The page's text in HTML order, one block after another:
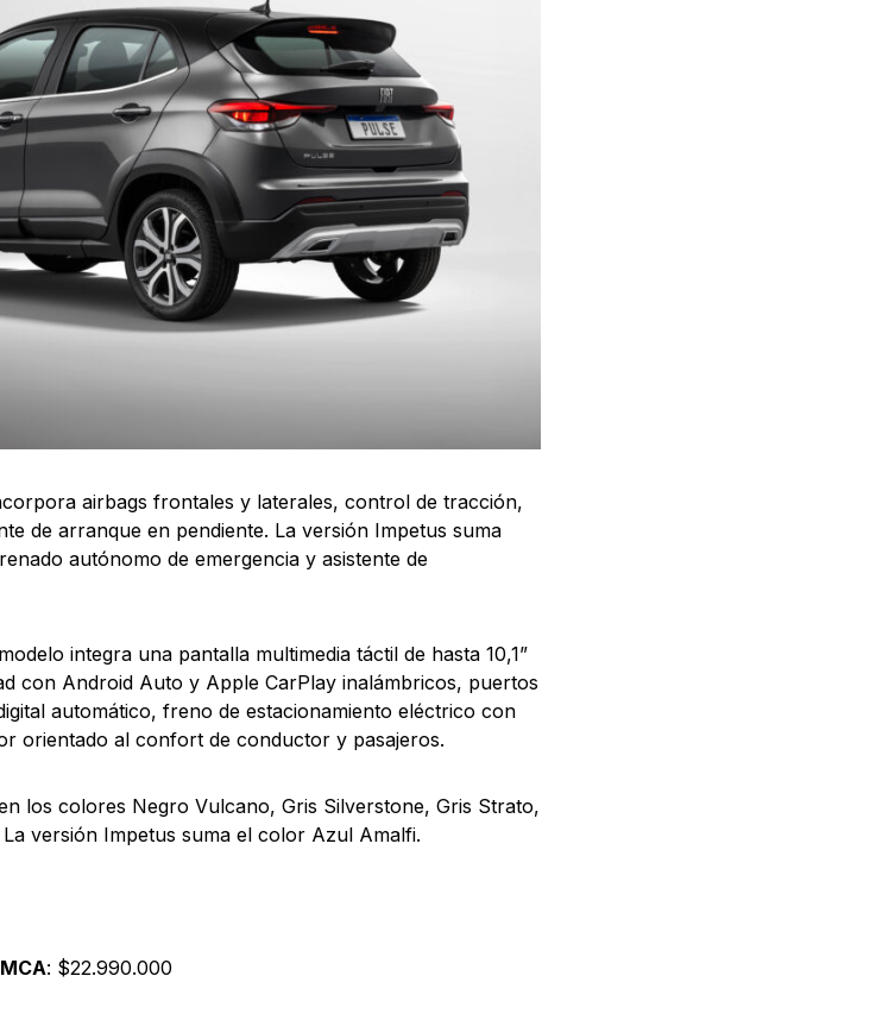
airbags frontales y laterales, control de tracción,
de arranque en pendiente. La versión Impetus suma
autónomo de emergencia y asistente de
integra una pantalla multimedia táctil de hasta 10,1”
con Android Auto y Apple CarPlay inalámbricos, puertos
automático, freno de estacionamiento eléctrico con
orientado al confort de conductor y pasajeros.
los colores Negro Vulcano, Gris Silverstone, Gris Strato,
versión Impetus suma el color Azul Amalfi.
: $22.990.000